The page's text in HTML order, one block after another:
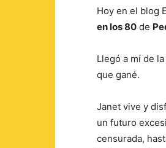
Hoy en el blog
en los 80 de
Llegó a mí de
que gané.
Janet vive y
un futuro
censurada,